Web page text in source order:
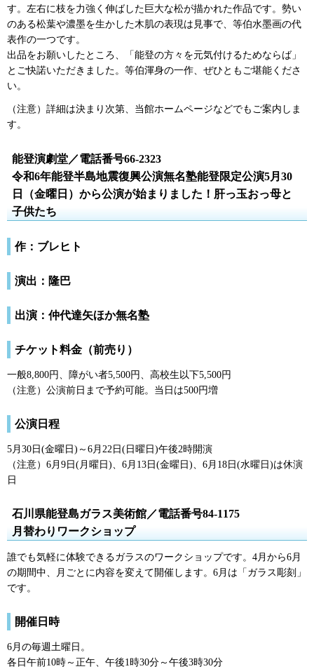
す。左右に枝を力強く伸ばした巨大な松が描かれた作品です。勢い
のある松葉や濃墨を生かした木肌の表現は見事で、等伯水墨画の代
表作の一つです。
出品をお願いしたところ、「能登の方々を元気付けるためならば」
とご快諾いただきました。等伯渾身の一作、ぜひともご堪能くださ
い。
（注意）詳細は決まり次第、当館ホームページなどでもご案内しま
す。
能登演劇堂／電話番号66-2323
令和6年能登半島地震復興公演無名塾能登限定公演5月30
日（金曜日）から公演が始まりました！肝っ玉おっ母と
子供たち
作：ブレヒト
演出：隆巴
出演：仲代達矢ほか無名塾
チケット料金（前売り）
一般8,800円、障がい者5,500円、高校生以下5,500円
（注意）公演前日まで予約可能。当日は500円増
公演日程
5月30日(金曜日)～6月22日(日曜日)午後2時開演
（注意）6月9日(月曜日)、6月13日(金曜日)、6月18日(水曜日)は休演
日
石川県能登島ガラス美術館／電話番号84-1175
月替わりワークショップ
誰でも気軽に体験できるガラスのワークショップです。4月から6月
の期間中、月ごとに内容を変えて開催します。6月は「ガラス彫刻」
です。
開催日時
6月の毎週土曜日。
各日午前10時～正午、午後1時30分～午後3時30分